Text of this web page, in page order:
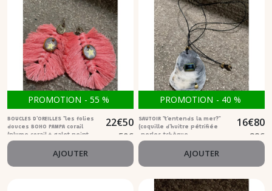
PROMOTION - 55 %
BOUCLES D'OREILLES "les folies
douces BOHO PAMPA corail
(plume corail + galet peint
étoile)
22€50
50€
AJOUTER
PROMOTION - 40 %
SAUTOIR "t'entends la mer?"
(coquille d'huitre pétrifiée
,perles tchèque
rectangulaire graphite)
16€80
28€
AJOUTER